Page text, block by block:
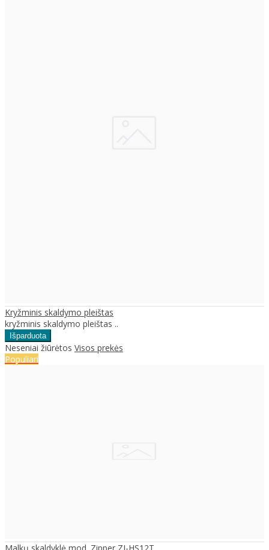
Kryžminis skaldymo pleištas
kryžminis skaldymo pleištas ..
Neseniai žiūrėtos Visos prekės
Populiari